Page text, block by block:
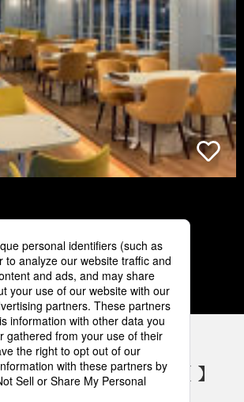
2 3 4 5
クの電気設備 SNSアカウント